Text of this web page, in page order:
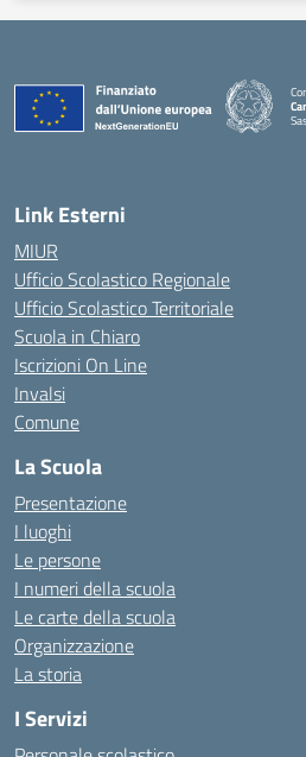
Link Esterni
MIUR
Ufficio Scolastico Regionale
Ufficio Scolastico Territoriale
Scuola in Chiaro
Iscrizioni On Line
Invalsi
Comune
La Scuola
Presentazione
I luoghi
Le persone
I numeri della scuola
Le carte della scuola
Organizzazione
La storia
I Servizi